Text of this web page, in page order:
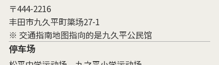
〒444-2216
丰田市九久平町簗场27-1
※ 交通指南地图指向的是九久平公民馆
停车场